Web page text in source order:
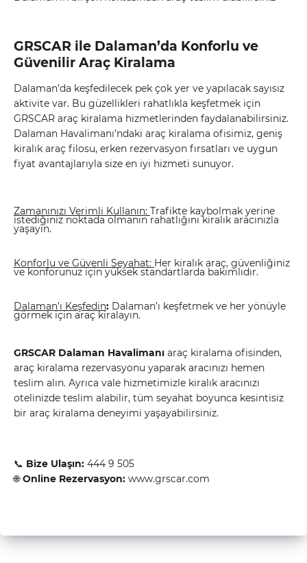
GRSCAR ile Dalaman’da Konforlu ve
Güvenilir Araç Kiralama
Dalaman’da keşfedilecek pek çok yer ve yapılacak sayısız
aktivite var. Bu güzellikleri rahatlıkla keşfetmek için
GRSCAR araç kiralama hizmetlerinden faydalanabilirsiniz.
Dalaman Havalimanı’ndaki araç kiralama ofisimiz, geniş
kiralık araç filosu, erken rezervasyon fırsatları ve uygun
fiyat avantajlarıyla size en iyi hizmeti sunuyor.
Zamanınızı Verimli Kullanın: Trafikte kaybolmak yerine
istediğiniz noktada olmanın rahatlığını kiralık aracınızla
yaşayın.
Konforlu ve Güvenli Seyahat: Her kiralık araç, güvenliğiniz
ve konforunuz için yüksek standartlarda bakımlıdır.
Dalaman’ı Keşfedin: Dalaman’ı keşfetmek ve her yönüyle
görmek için araç kiralayın.
GRSCAR Dalaman Havalimanı araç kiralama ofisinden,
araç kiralama rezervasyonu yaparak aracınızı hemen
teslim alın. Ayrıca vale hizmetimizle kiralık aracınızı
otelinizde teslim alabilir, tüm seyahat boyunca kesintisiz
bir araç kiralama deneyimi yaşayabilirsiniz.
📞 Bize Ulaşın: 444 9 505
🌐Online Rezervasyon: www.grscar.com